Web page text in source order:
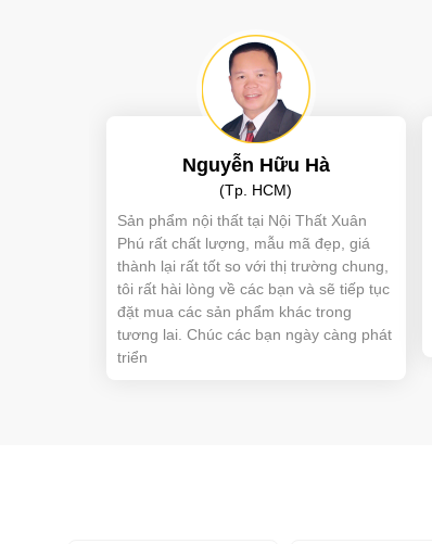
Nguyễn Hữu Hà
(Tp. HCM)
Sản phẩm nội thất tại Nội Thất Xuân
Phú rất chất lượng, mẫu mã đẹp, giá
thành lại rất tốt so với thị trường chung,
tôi rất hài lòng về các bạn và sẽ tiếp tục
đặt mua các sản phẩm khác trong
tương lai. Chúc các bạn ngày càng phát
triển